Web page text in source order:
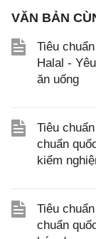
VĂN BẢN
Tiêu
Halal -
ăn uống
Tiêu
chuẩn
kiểm
Tiêu
chuẩn